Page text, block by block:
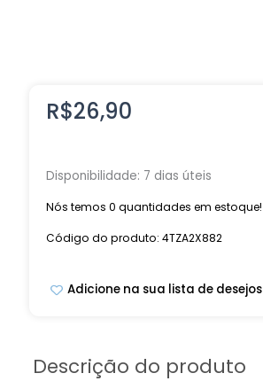
R$26,90
Disponibilidade: 7 dias úteis
Nós temos 0 quantidades em estoque!
Código do produto: 4TZA2X882
Adicione na sua lista de desejos
Descrição do produto